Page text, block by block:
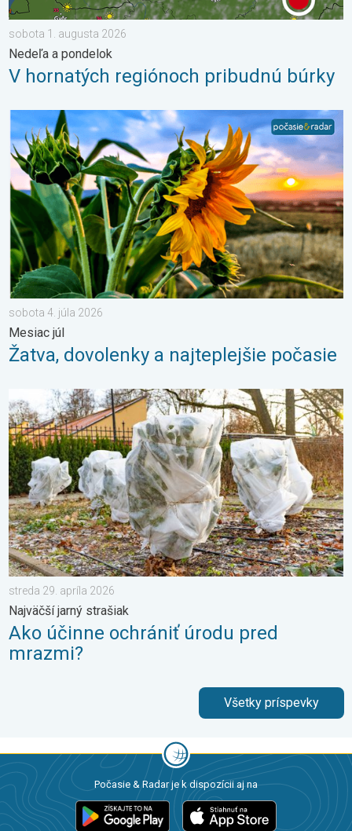
sobota 1. augusta 2026
Nedeľa a pondelok
V hornatých regiónoch pribudnú búrky
Žatva, dovolenky a najteplejšie počasie. Mesiac júl. . . sobota
sobota 4. júla 2026
Mesiac júl
Žatva, dovolenky a najteplejšie počasie
Ako účinne ochrániť úrodu pred mrazmi?. Najväčší jarný
streda 29. apríla 2026
Najväčší jarný strašiak
Ako účinne ochrániť úrodu pred
mrazmi?
Všetky príspevky
Počasie & Radar je k dispozícii aj na